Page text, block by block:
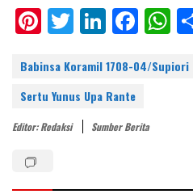
Pi
er
e
st
T
itt
er
Li
k
e
dI
F
e
o
at
Babinsa Koramil 1708-04/Supiori
Sertu Yunus Upa Rante
Editor: Redaksi Sumber Berita